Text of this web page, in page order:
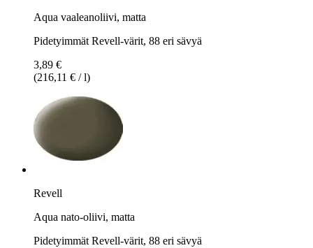
Aqua vaaleanoliivi, matta
Pidetyimmät Revell-värit, 88 eri sävyä
3,89 €
(216,11 € / l)
Revell
Aqua nato-oliivi, matta
Pidetyimmät Revell-värit, 88 eri sävyä